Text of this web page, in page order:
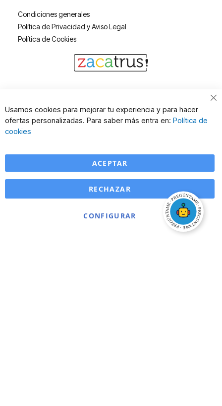
Condiciones generales
Política de Privacidad y Aviso Legal
Política de Cookies
Usamos cookies para mejorar tu experiencia y para hacer
ofertas personalizadas. Para saber más entra en: Política de
cookies
ACEPTAR
CONFIGURAR
RECHAZAR